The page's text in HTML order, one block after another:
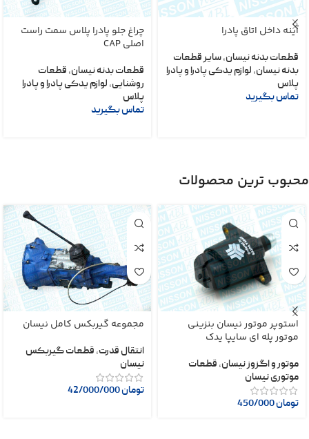
آینه داخل اتاق پادرا
قطعات بدنه نیسان,سایر قطعات
بدنه نیسان, لوازم یدکی پادرا و پادرا
پلاس
تماس بگیرید
چراغ جلو پادرا پلاس سمت راست
اصلی CAP
قطعات بدنه نیسان, قطعات
روشنایی, لوازم یدکی پادرا و پادرا
پلاس
تماس بگیرید
محبوب ترین محصولات
استوپر موتور نیسان بنزینی
موتور پله ای سایپا یدک
موتور و اگزوز نیسان, قطعات
موتوری نیسان
تومان
مجموعه گیربکس کامل نیسان
انتقال قدرت, قطعات گیربکس
نیسان
تومان